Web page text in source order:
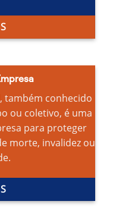
também conhecido
ou coletivo, é uma
para proteger
morte, invalidez ou